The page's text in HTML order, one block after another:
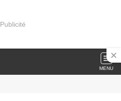
Publicité
MENU